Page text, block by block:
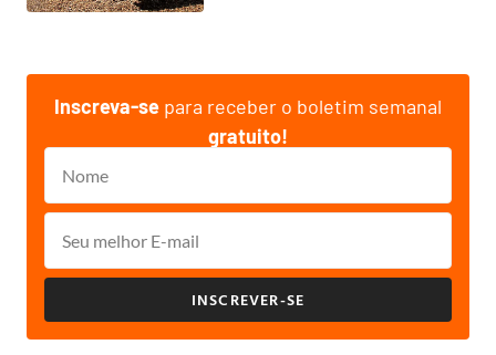
Inscreva-se para receber o boletim semanal
gratuito!
INSCREVER-SE